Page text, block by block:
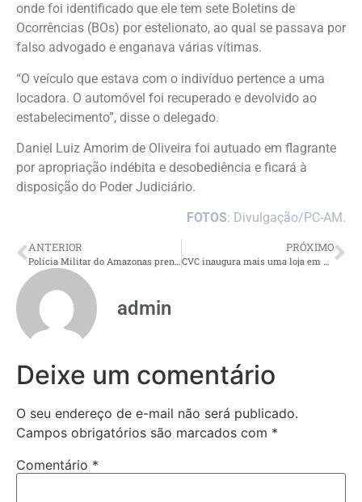
onde foi identificado que ele tem sete Boletins de
Ocorrências (BOs) por estelionato, ao qual se passava por
falso advogado e enganava várias vítimas.
“O veículo que estava com o indivíduo pertence a uma
locadora. O automóvel foi recuperado e devolvido ao
estabelecimento”, disse o delegado.
Daniel Luiz Amorim de Oliveira foi autuado em flagrante
por apropriação indébita e desobediência e ficará à
disposição do Poder Judiciário.
FOTOS: Divulgação/PC-AM.
ANTERIOR PRÓXIMO
admin
Deixe um comentário
O seu endereço de e-mail não será publicado.
Campos obrigatórios são marcados com *
Comentário *